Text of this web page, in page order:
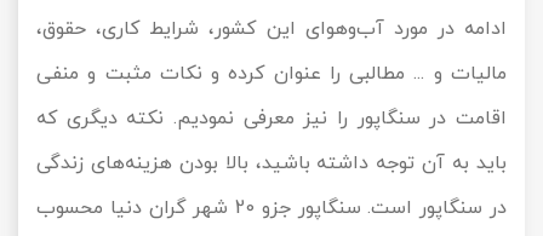
ادامه در مورد آب‌وهوای این کشور، شرایط کاری، حقوق،
مالیات و ... مطالبی را عنوان کرده و نکات مثبت و منفی
اقامت در سنگاپور را نیز معرفی نمودیم. نکته دیگری که
باید به آن توجه داشته باشید، بالا بودن هزینه‌های زندگی
در سنگاپور است. سنگاپور جزو 20 شهر گران دنیا محسوب